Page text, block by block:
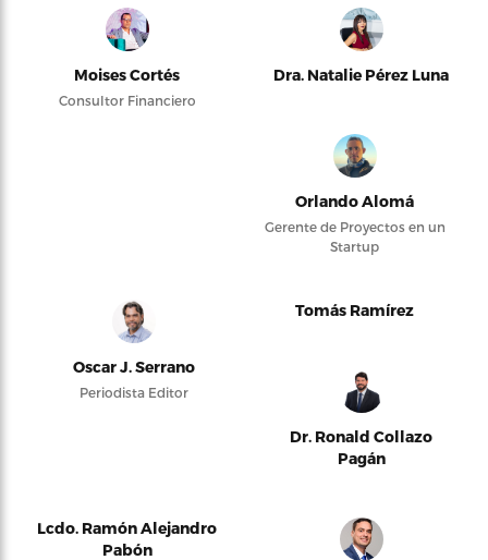
Moises Cortés
Consultor Financiero
Dra. Natalie Pérez Luna
Orlando Alomá
Gerente de Proyectos en un
Startup
Oscar J. Serrano
Periodista Editor
Tomás Ramírez
Dr. Ronald Collazo
Pagán
Lcdo. Ramón Alejandro
Pabón